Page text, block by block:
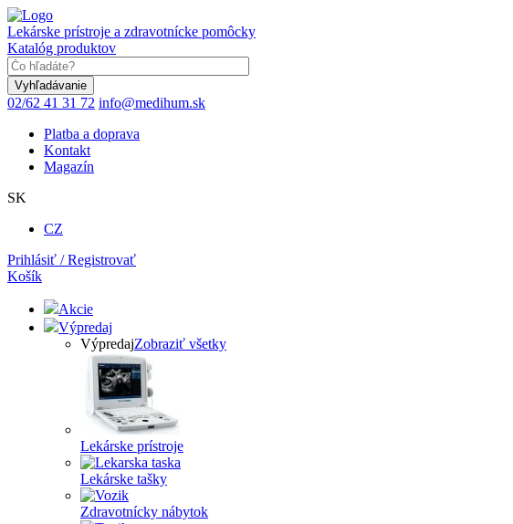
Skočiť
na
hlavný
obsah
Lekárske prístroje a zdravotnícke pomôcky
Katalóg produktov
02/62 41 31 72 info@medihum.sk
Platba a doprava
Kontakt
Magazín
SK
CZ
Prihlásiť / Registrovať
Košík
Akcie
Výpredaj
VýpredajZobraziť všetky
Lekárske prístroje
Lekárske tašky
Zdravotnícky nábytok